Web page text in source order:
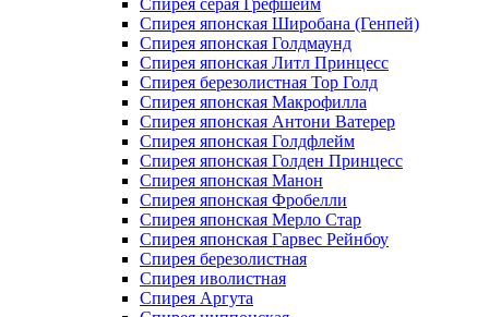
Спирея серая Грефшейм
Спирея японская Широбана (Генпей)
Спирея японская Голдмаунд
Спирея японская Литл Принцесс
Спирея березолистная Тор Голд
Спирея японская Макрофилла
Спирея японская Антони Ватерер
Спирея японская Голдфлейм
Спирея японская Голден Принцесс
Спирея японская Манон
Спирея японская Фробелли
Спирея японская Мерло Стар
Спирея японская Гарвес Рейнбоу
Спирея березолистная
Спирея иволистная
Спирея Аргута